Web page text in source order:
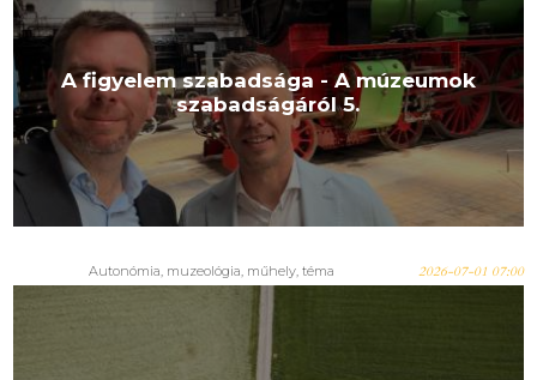
A figyelem szabadsága - A múzeumok
szabadságáról 5.
Autonómia, muzeológia, műhely, téma 2026-07-01 07:00